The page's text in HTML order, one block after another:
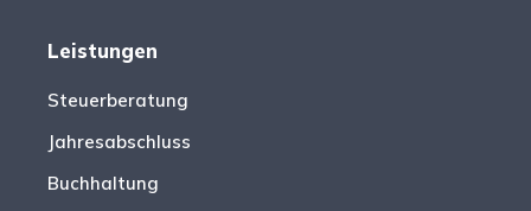
Leistungen
Steuerberatung
Jahresabschluss
Buchhaltung